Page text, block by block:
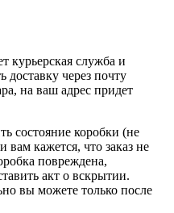
курьерская служба и
доставку через почту
на ваш адрес придет
состояние коробки (не
вам кажется, что заказ не
повреждена,
акт о вскрытии.
вы можете только после